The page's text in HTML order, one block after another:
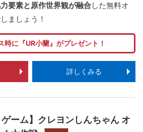
要素と原作世界観が融合した無料オ
ましょう！
時に『UR小蘭』がプレゼント！
詳しくみる
ゲーム】クレヨンしんちゃん オ